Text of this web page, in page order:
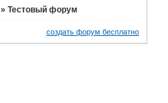
»Тестовый форум
создать форум бесплатно